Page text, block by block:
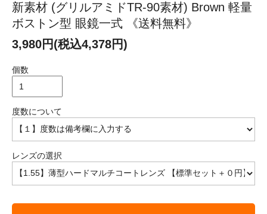
新素材 (グリルアミドTR-90素材) Brown 軽量
ボストン型 眼鏡一式 《送料無料》
3,980円(税込4,378円)
個数
度数について
レンズの選択